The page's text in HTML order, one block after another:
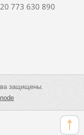
773 630 890
защищены.